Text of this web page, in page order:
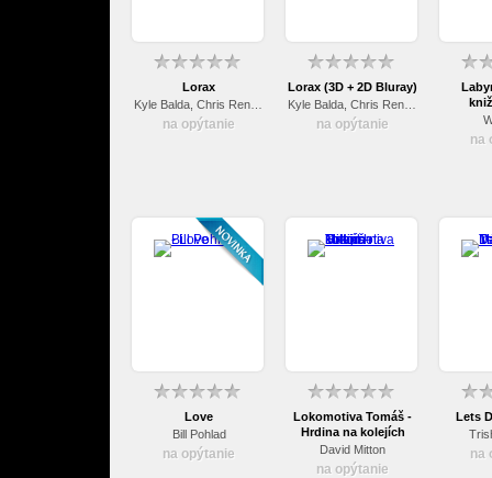
Lorax
na opýtanie
Lorax (3D + 2D Bluray)
na opýtanie
na
Love
Bill Pohlad
na opýtanie
Lokomotiva Tomáš -
Hrdina na kolejích
David Mitton
na opýtanie
Lets
na